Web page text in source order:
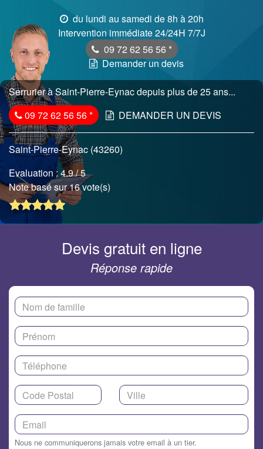
du lundi au samedi de 8h à 20h
Intervention immédiate 24/24H 7/7J
09 72 62 56 56 *
Demander un devis
Serrurier à Saint-Pierre-Eynac depuis plus de 25 ans...
09 72 62 56 56* DEMANDER UN DEVIS
Saint-Pierre-Eynac (43260)
Evaluation :4.9/ 5
Note basé sur 16 vote(s)
Devis gratuit en ligne
Réponse rapide
Nous ne communiquerons jamais votre email à un tier.